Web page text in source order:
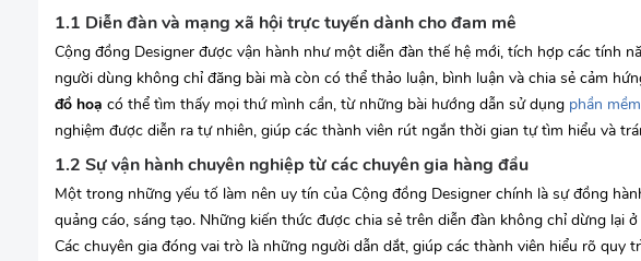
1.1 Diễn đàn và mạng xã hội trực tuyến dành cho đam mê
Cộng đồng Designer được vận hành như một diễn đàn thế hệ mới, tích hợp các tính
người dùng không chỉ đăng bài mà còn có thể thảo luận, bình luận và chia sẻ cảm
đồ hoạ có thể tìm thấy mọi thứ mình cần, từ những bài hướng dẫn sử dụng phần mềm
nghiệm được diễn ra tự nhiên, giúp các thành viên rút ngắn thời gian tự tìm hiểu và
1.2 Sự vận hành chuyên nghiệp từ các chuyên gia hàng đầu
Một trong những yếu tố làm nên uy tín của Cộng đồng Designer chính là sự đồng
quảng cáo, sáng tạo. Những kiến thức được chia sẻ trên diễn đàn không chỉ dừng
Các chuyên gia đóng vai trò là những người dẫn dắt, giúp các thành viên hiểu rõ quy